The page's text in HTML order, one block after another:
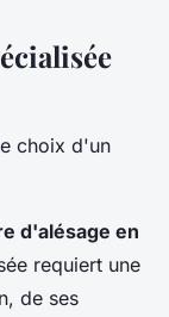
choix d'un
d'alésage en
requiert une
de ses